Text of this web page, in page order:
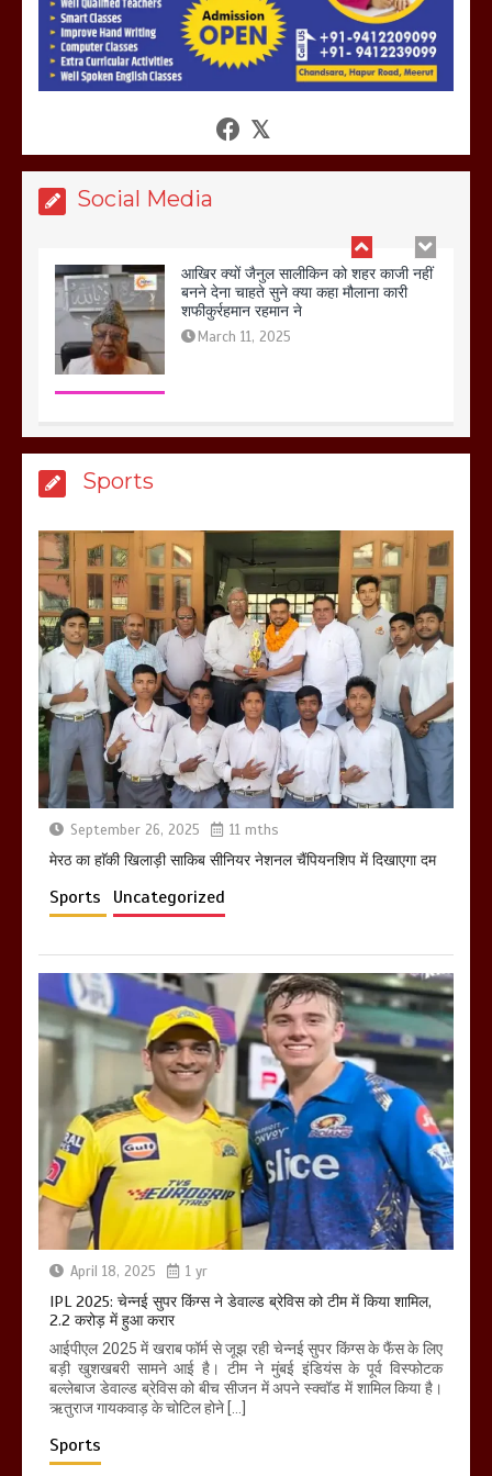
Social Media
आखिर क्यों जैनुल सालीकिन को शहर काजी नहीं
शफीकुर्रहमान रहमान ने
बिजली विभाग से परेशान होकर बागपत में एक संत
ने सरकार को दी आमरण अनशन की चेतावनी
March 8, 2025
होलिका रखने पर लात मार कर होलिका को किया
तहस नहस,मोहल्ले वालों के साथ की गई गाली
गलोच ,कहा अगर रखी गई होली तो होगा खून
खराबा,
March 11, 2025
Sports
September 26, 2025 11 mths
मेरठ का हाॅकी खिलाड़ी साकिब सीनियर नेशनल चैंपियनशिप में दिखाएगा दम
Sports Uncategorized
April 18, 2025 1 yr
IPL 2025: चेन्नई सुपर किंग्स ने डेवाल्ड ब्रेविस को टीम में किया शामिल,
2.2 करोड़ में हुआ करार
आईपीएल 2025 में खराब फॉर्म से जूझ रही चेन्नई सुपर किंग्स के फैंस के लिए
बड़ी खुशखबरी सामने आई है। टीम ने मुंबई इंडियंस के पूर्व विस्फोटक
बल्लेबाज डेवाल्ड ब्रेविस को बीच सीजन में अपने स्क्वॉड में शामिल किया है।
ऋतुराज गायकवाड़ के चोटिल होने […]
Sports